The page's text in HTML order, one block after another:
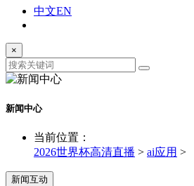
中文EN
×
新闻中心
当前位置：
2026世界杯高清直播 > ai应用 >
新闻互动